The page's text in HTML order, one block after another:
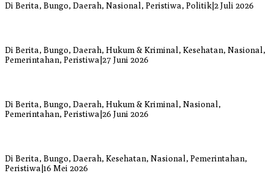
Di Berita, Bungo, Daerah, Nasional, Peristiwa, Politik|2 Juli 2026
Di Berita, Bungo, Daerah, Hukum & Kriminal, Kesehatan, Nasional,
Pemerintahan, Peristiwa 27 Juni 2026
Di Berita, Bungo, Daerah, Hukum & Kriminal, Nasional,
Pemerintahan, Peristiwa 26 Juni 2026
Di Berita, Bungo, Daerah, Kesehatan, Nasional, Pemerintahan,
Peristiwa 16 Mei 2026